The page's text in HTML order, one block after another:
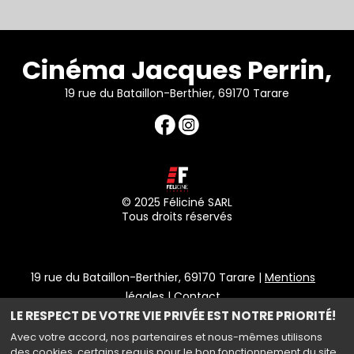
LE RESPECT DE VOTRE VIE PRIVÉE EST NOTRE PRIORITÉ!
Avec votre accord, nos partenaires et nous-mêmes utilisons
Cinéma Jacques Perrin,
19 rue du Bataillon-Berthier, 69170 Tarare
© 2025 Féliciné SARL
Tous droits réservés
19 rue du Bataillon-Berthier, 69170 Tarare | Mentions
légales|Contact